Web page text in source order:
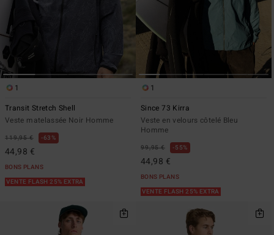
1
Transit Stretch Shell
Veste matelassée Noir Homme
119,95 € 63%
44,98 €
BONS PLANS
VENTE FLASH 25% EXTRA
1
Since 73 Kirra
Veste en velours côtelé Bleu
Homme
99,95 € 55%
44,98 €
BONS PLANS
VENTE FLASH 25% EXTRA